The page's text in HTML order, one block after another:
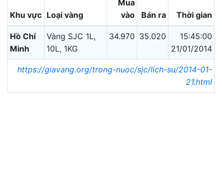
Khu vực Loại vàng
Mua
vào
Bán ra Thời gian
Hồ Chí
Minh
Vàng SJC 1L,
10L, 1KG
34.970 35.020
15:45:00
21/01/2014
https://giavang.org/trong-nuoc/sjc/lich-su/2014-01-
21.html